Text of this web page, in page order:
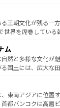
に味わってほしい。 なお、新着のハ
テンツ一覧を参照し
クティビティも充
、ハイキングなど、
ストラリアの多彩
ほしい。
ひつな山岳地帯で
の静けさが共存して
たらしてくれる。
いと評判のスイー
が味わえる。 なお、新
ほしい。
る王朝文化が残る一
世界を席巻している
に足を延ばせば四
。そして、キムチや
さまざまな韓国料理
包まれながら、韓
わってみてほ
照してほしい。
ム
自然と多様な文化が
る国土には、広大な
展と共に伝統が息
ン市のフランス統治
している。また、バ
、東南アジアに位置
首都バンコクは高層